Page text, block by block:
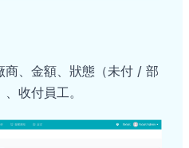
商、金額、狀態（未付 / 部
收付員工。